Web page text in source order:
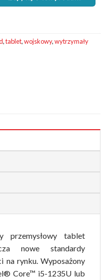
,tablet,wojskowy,wytrzymały
przemysłowy tablet
nowe standardy
na rynku. Wyposażony
Core™ i5-1235U lub